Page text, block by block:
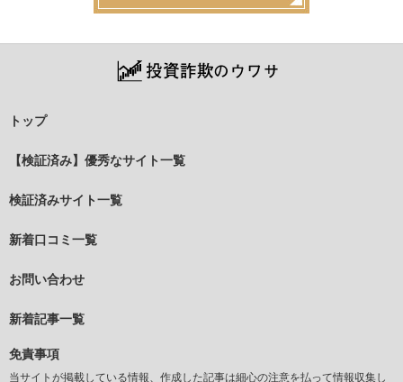
トップ
【検証済み】優秀なサイト一覧
検証済みサイト一覧
新着口コミ一覧
お問い合わせ
新着記事一覧
免責事項
当サイトが掲載している情報、作成した記事は細心の注意を払って情報収集し